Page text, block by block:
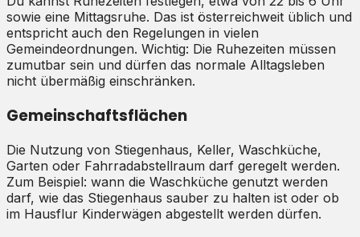
sowie eine Mittagsruhe. Das ist österreichweit üblich und
entspricht auch den Regelungen in vielen
Gemeindeordnungen. Wichtig: Die Ruhezeiten müssen
zumutbar sein und dürfen das normale Alltagsleben
nicht übermäßig einschränken.
Gemeinschaftsflächen
Die Nutzung von Stiegenhaus, Keller, Waschküche,
Garten oder Fahrradabstellraum darf geregelt werden.
Zum Beispiel: wann die Waschküche genutzt werden
darf, wie das Stiegenhaus sauber zu halten ist oder ob
im Hausflur Kinderwägen abgestellt werden dürfen.